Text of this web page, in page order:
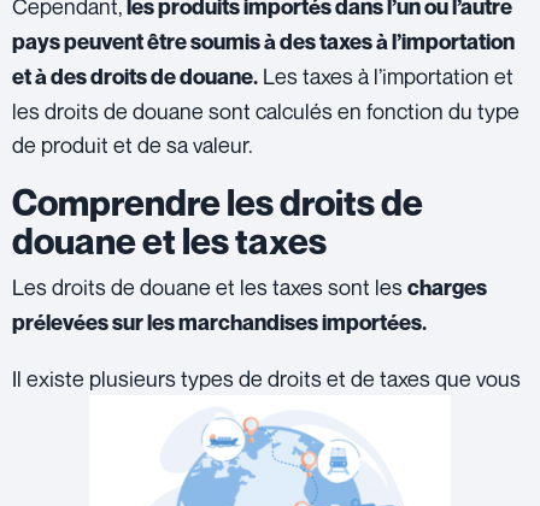
Cependant,les produits importés dans l’un ou l’autre
pays peuvent être soumis à des taxes à l’importation
et à des droits de douane. Les taxes à l’importation et
les droits de douane sont calculés en fonction du type
de produit et de sa valeur.
Comprendre les droits de
douane et les taxes
Les droits de douane et les taxes sont lescharges
prélevées sur les marchandises importées.
Il existe plusieurs types de droits et de taxes que vous